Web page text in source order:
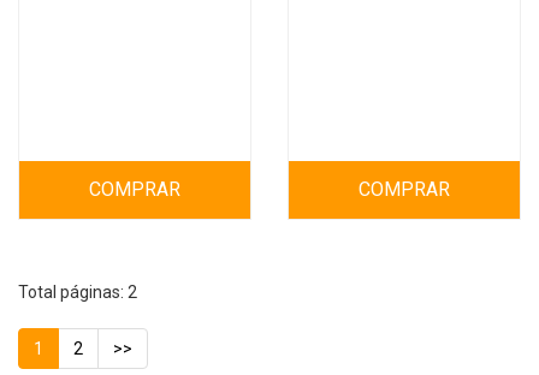
COMPRAR COMPRAR
Total páginas: 2
1 2 >>